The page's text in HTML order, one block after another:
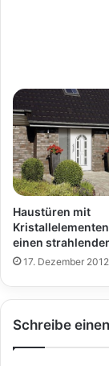
Haustüren mit
einen
17. Dezember 2012
Schreibe